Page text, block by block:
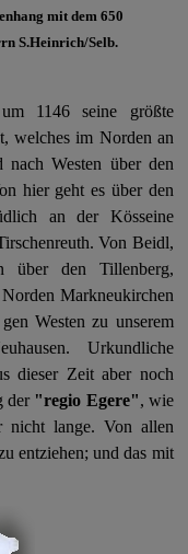
mit dem 650
S.Heinrich/Selb.
1146 seine größte
welches im Norden an
nach Westen über den
hier geht es über den
an der Kösseine
Von Beidl,
über den Tillenberg,
Markneukirchen
Westen zu unserem
Urkundliche
dieser Zeit aber noch
der "regio Egere", wie
nicht lange. Von allen
entziehen; und das mit